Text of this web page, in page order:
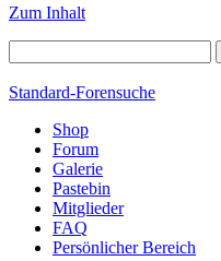
Zum Inhalt
Standard-Forensuche
Shop
Forum
Galerie
Pastebin
Mitglieder
FAQ
Persönlicher Bereich